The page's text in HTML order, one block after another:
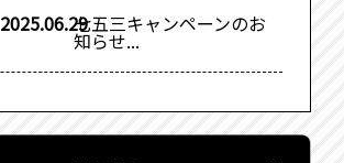
2025.06.29七五三キャンペーンのお
知らせ...